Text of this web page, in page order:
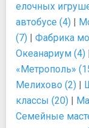
елочных
автобусе (4) |
(7) | Фабрика
Океанариум (4) |
«Метрополь»
Мелихово (2) |
классы (20) |
Семейные